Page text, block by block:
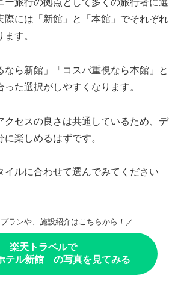
ー旅行の拠点として多くの旅行者に選
際には「新館」と「本館」でそれぞれ
す。
なら新館」「コスパ重視なら本館」と
た選択がしやすくなります。
クセスの良さは共通しているため、デ
楽しめるはずです。
イルに合わせて選んでみてください
ランや、施設紹介はこちらから！／
楽天トラベルで
テル新館 の写真を見てみる